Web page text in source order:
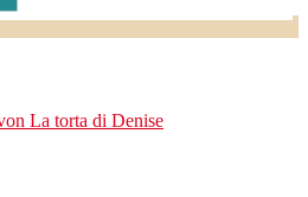
La torta di Denise